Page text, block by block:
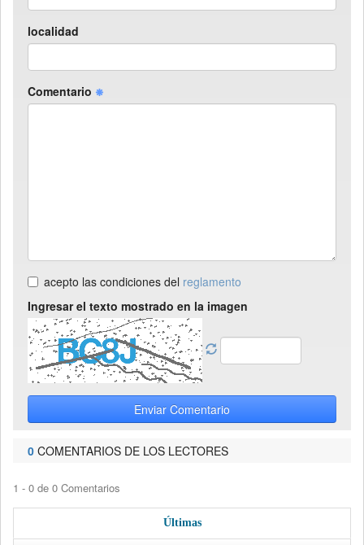
localidad
Comentario
acepto las condiciones del reglamento
Ingresar el texto mostrado en la imagen
Enviar Comentario
0 COMENTARIOS DE LOS LECTORES
1 - 0 de 0 Comentarios
Últimas